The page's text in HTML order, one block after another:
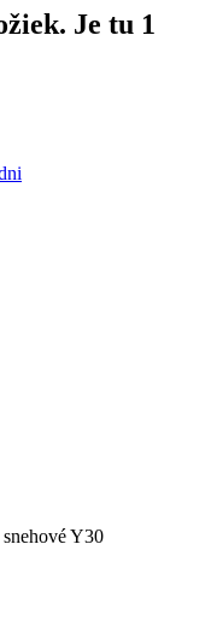
Je tu 1
Y30